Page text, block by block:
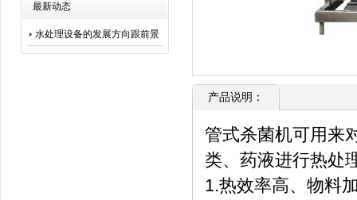
最新动态
水处理设备的发展方向跟前景
产品说明：
管式杀菌机可用来
类、药液进行热处
1.热效率高、物料